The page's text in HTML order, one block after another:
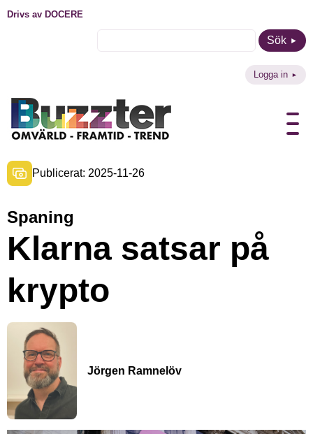
Drivs av DOCERE
Sök
Logga in
Publicerat: 2025-11-26
Spaning
Klarna satsar på
krypto
Jörgen Ramnelöv